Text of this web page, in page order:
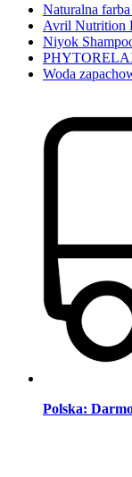
Naturalna
Avril Nutrition
Niyok
Woda
Polska: